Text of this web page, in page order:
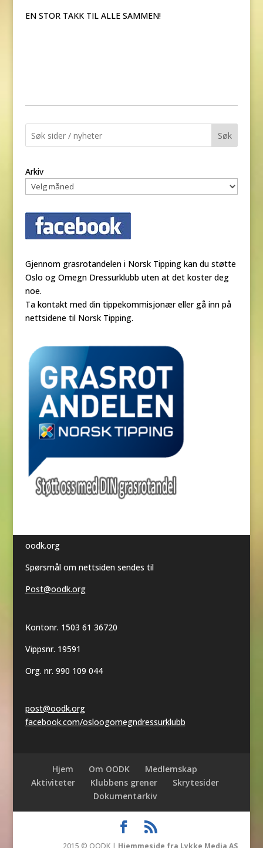
EN STOR TAKK TIL ALLE SAMMEN!
Søk
Arkiv
Gjennom grasrotandelen i Norsk Tipping kan du støtte
Oslo og Omegn Dressurklubb uten at det koster deg
noe.
Ta kontakt med din tippekommisjonær eller gå inn på
nettsidene til Norsk Tipping.
oodk.org
Spørsmål om nettsiden sendes til
Post@oodk.org
Kontonr. 1503 61 36720
Vippsnr. 19591
Org. nr. 990 109 044
post@oodk.org
facebook.com/osloogomegndressurklubb
Hjem Om OODK
Medlemskap
Aktiviteter
Klubbens grener
Skrytesider
Dokumentarkiv
2015 © OODK | Hjemmeside fra Lykke Media AS